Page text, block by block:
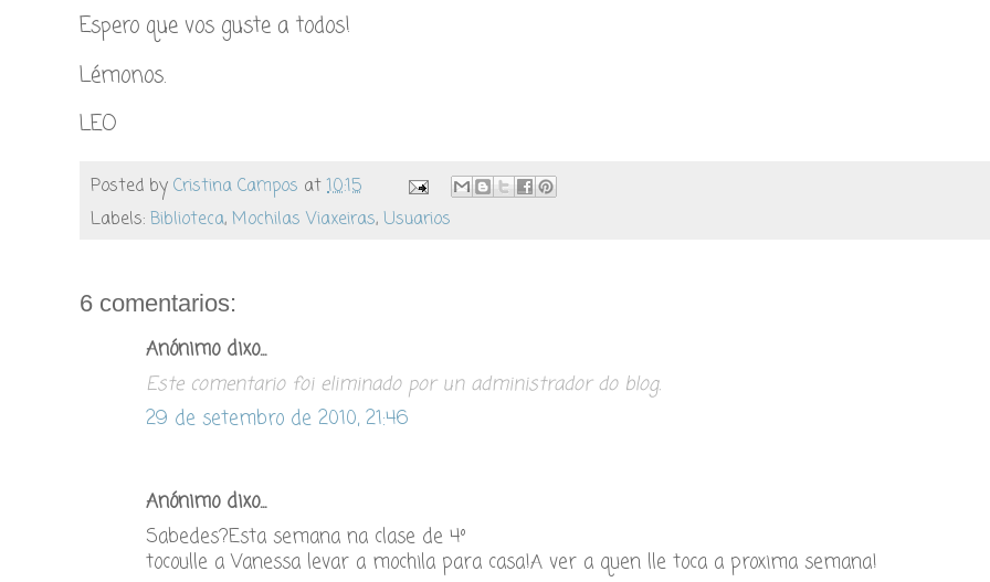
Espero que vos guste a todos!
Lémonos.
LEO
Posted by Cristina Campos at 10:15
Labels: Biblioteca, Mochilas Viaxeiras, Usuarios
6 comentarios:
Anónimo dixo...
Este comentario foi eliminado por un administrador do blog.
29 de setembro de 2010, 21:46
Anónimo dixo...
Sabedes?Esta semana na clase de 4º
tocoulle a Vanessa levar a mochila para casa!A ver a quen lle toca a proxima semana!